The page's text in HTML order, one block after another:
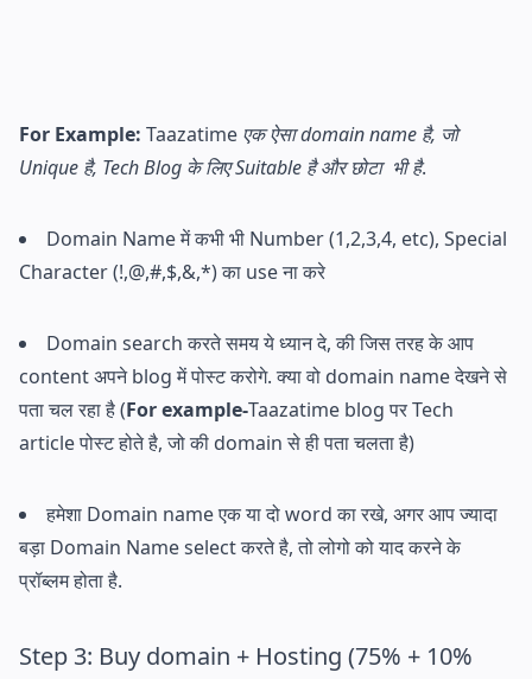
For Example: Taazatime एक ऐसा domain name है, जो
Unique है, Tech Blog के लिए Suitable है और छोटा भी है.
Domain Name में कभी भी Number (1,2,3,4, etc), Special
Character (!,@,#,$,&,*) का use ना करे
Domain search करते समय ये ध्यान दे, की जिस तरह के आप
content अपने blog में पोस्ट करोगे. क्या वो domain name देखने से
पता चल रहा है (For example-Taazatime blog पर Tech
article पोस्ट होते है, जो की domain से ही पता चलता है)
हमेशा Domain name एक या दो word का रखे, अगर आप ज्यादा
बड़ा Domain Name select करते है, तो लोगो को याद करने के
प्रॉब्लम होता है.
Step 3: Buy domain + Hosting (75% + 10%